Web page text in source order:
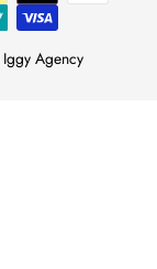
Iggy Agency